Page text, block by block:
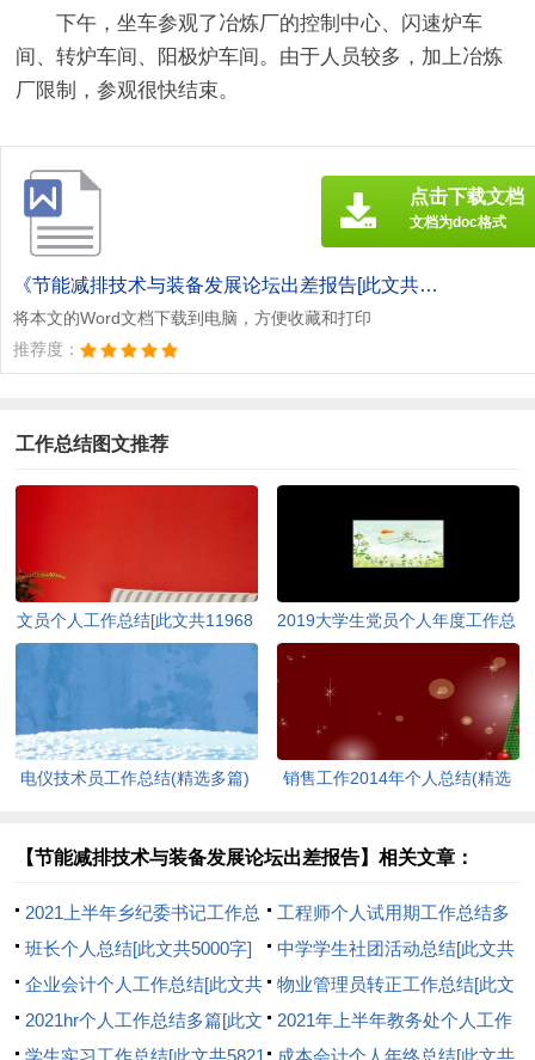
下午，坐车参观了冶炼厂的控制中心、闪速炉车
间、转炉车间、阳极炉车间。由于人员较多，加上冶炼
厂限制，参观很快结束。
《节能减排技术与装备发展论坛出差报告[此文共906字].doc》
将本文的Word文档下载到电脑，方便收藏和打印
推荐度：
点击下载文档
文档为doc格式
工作总结图文推荐
文员个人工作总结[此文共11968
2019大学生党员个人年度工作总
结新版多篇_大学生党员个人年
终工作总结素材[此文共5237字]
电仪技术员工作总结(精选多篇)
销售工作2014年个人总结(精选
【节能减排技术与装备发展论坛出差报告】相关文章：
2021上半年乡纪委书记工作总
结[此文共1353字]
工程师个人试用期工作总结多
篇_工程师试用期总结[此文共
8203字]
班长个人总结[此文共5000字]
中学学生社团活动总结[此文共
3556字]
企业会计个人工作总结[此文共
5970字]
物业管理员转正工作总结[此文
共5152字]
2021hr个人工作总结多篇[此文
共17669字]
2021年上半年教务处个人工作
总结[此文共622字]
学生实习工作总结[此文共5821 成本会计个人年终总结[此文共